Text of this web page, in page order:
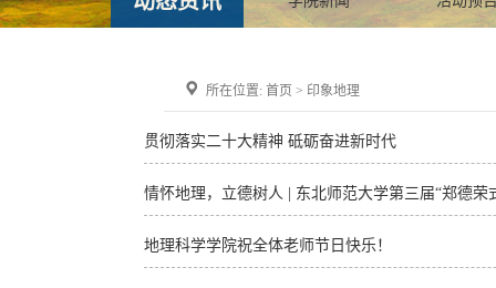
所在位置: 首页 > 印象地理
贯彻落实二十大精神 砥砺奋进新时代
情怀地理，立德树人 | 东北师范大学第三届“郑德
地理科学学院祝全体老师节日快乐！